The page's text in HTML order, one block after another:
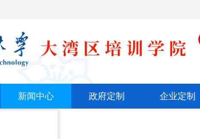
新闻中心 政府定制 企业定制